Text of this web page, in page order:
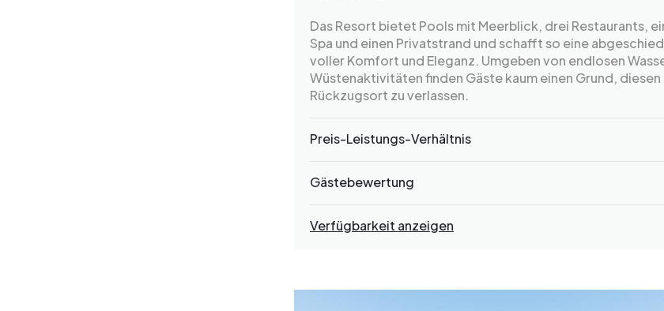
Das Resort bietet Pools mit Meerblick, drei Restaurants,
Spa und einen Privatstrand und schafft so eine
voller Komfort und Eleganz. Umgeben von endlosen
Wüstenaktivitäten finden Gäste kaum einen Grund, diesen
Rückzugsort zu verlassen.
Preis-Leistungs-Verhältnis
Gästebewertung
Verfügbarkeit anzeigen